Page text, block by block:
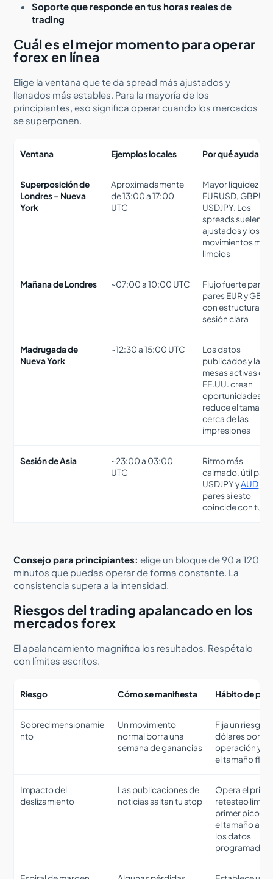
Soporte que responde en tus horas reales de
trading
Cuál es el mejor momento para operar
forex en línea
Elige la ventana que te da spread más ajustados y
llenados más estables. Para la mayoría de los
principiantes, eso significa operar cuando los mercados
se superponen.
Ventana Ejemplos locales Por qué ayuda
Superposición de
Londres – Nueva
York
Aproximadamente
de 13:00 a 17:00
UTC
Mayor liquidez
EURUSD,
USDJPY. Los
spreads suelen
ajustados y los
movimientos más
limpios
Mañana de Londres ~07:00 a 10:00 UTC
Flujo fuerte para
pares EUR y GBP
con estructura de
sesión clara
Madrugada de
Nueva York
~12:30 a 15:00 UTC
Los datos
publicados y las
mesas activas de
EE.UU. crean
oportunidades,
reduce el tamaño
cerca de las
impresiones
Sesión de Asia
~23:00 a 03:00
UTC
Ritmo más
calmado, útil para
USDJPY yAUD
pares si esto
coincide con tu
Consejo para principiantes: elige un bloque de 90 a 120
minutos que puedas operar de forma constante. La
consistencia supera a la intensidad.
Riesgos del trading apalancado en los
mercados forex
El apalancamiento magnifica los resultados. Respétalo
con límites escritos.
Riesgo Cómo se manifiesta Hábito de
Sobredimensionamie
nto
Un movimiento
normal borra una
semana de ganancias
Fija un riesgo
dólares por
operación y
el tamaño flote
Impacto del
deslizamiento
Las publicaciones de
noticias saltan tu stop
Opera el
retesteo
primer pico.
el tamaño
los datos
programados